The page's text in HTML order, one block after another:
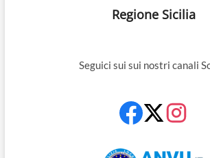
Regione Sicilia
Seguici sui sui nostri canali